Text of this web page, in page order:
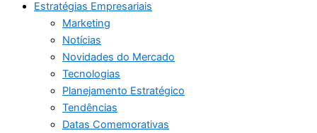
Estratégias Empresariais
Marketing
Notícias
Novidades do Mercado
Tecnologias
Planejamento Estratégico
Tendências
Datas Comemorativas